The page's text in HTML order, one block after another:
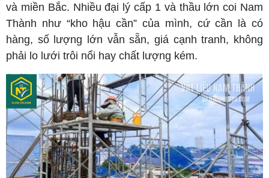
và miền Bắc. Nhiều đại lý cấp 1 và thầu lớn coi Nam
Thành như “kho hậu cần” của mình, cứ cần là có
hàng, số lượng lớn vẫn sẵn, giá cạnh tranh, không
phải lo lưới trôi nổi hay chất lượng kém.